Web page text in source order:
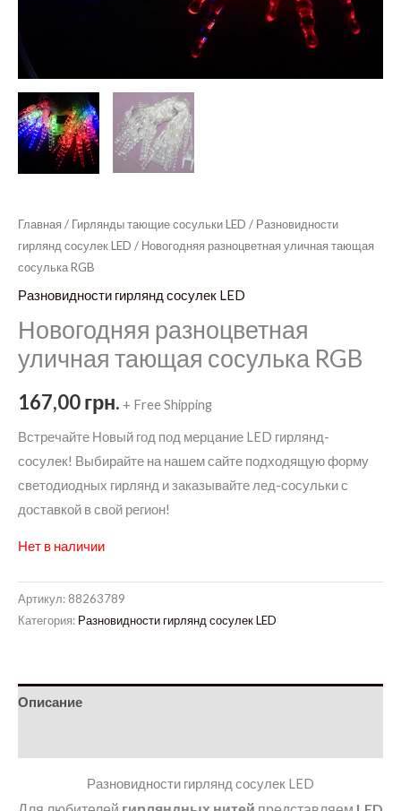
Главная / Гирлянды тающие сосульки LED / Разновидности
гирлянд сосулек LED / Новогодняя разноцветная уличная тающая
сосулька RGB
Разновидности гирлянд сосулек LED
Новогодняя разноцветная
уличная тающая сосулька RGB
167,00грн. + Free Shipping
Встречайте Новый год под мерцание LED гирлянд-
сосулек! Выбирайте на нашем сайте подходящую форму
светодиодных гирлянд и заказывайте лед-сосульки с
доставкой в свой регион!
Нет в наличии
Артикул: 88263789
Категория: Разновидности гирлянд сосулек LED
Описание
Разновидности гирлянд сосулек LED